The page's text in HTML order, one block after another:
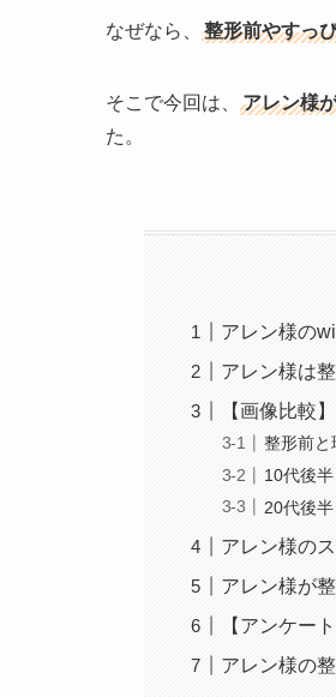
なぜなら、 整形前やすっ
そこで今回は、 アレン様
た。
アレン様の
アレン様は
【画像比較
整形前と
10代後
20代後
アレン様の
アレン様が
【アンケー
アレン様の